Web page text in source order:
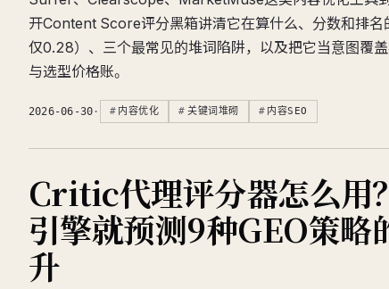
开Content Score评分黑箱讲清它在算什么、分数和排名
仅0.28）、三个最常见的堆词陷阱，以及把它当意图覆
与选型价格账。
2026-06-30 · 内容优化 关键词堆砌 内容SEO
Critic代理评分器怎么用
引擎就预测9种GEO策略
升